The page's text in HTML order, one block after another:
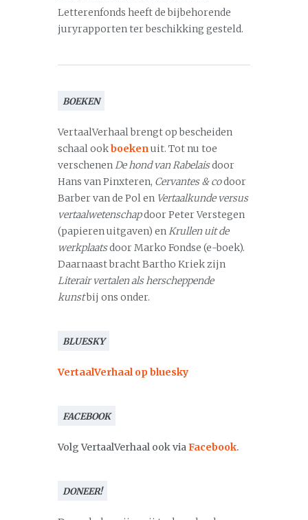
Letterenfonds heeft de bijbehorende
juryrapporten ter beschikking gesteld.
BOEKEN
VertaalVerhaal brengt op bescheiden
schaal ookboekenuit. Tot nu toe
verschenenDe hond van Rabelaisdoor
Hans van Pinxteren, Cervantes & codoor
Barber van de Pol en Vertaalkunde versus
vertaalwetenschapdoor Peter Verstegen
(papieren uitgaven) enKrullen uit de
werkplaatsdoor Marko Fondse (e-boek).
Daarnaast bracht Bartho Kriek zijn
Literair vertalen als herscheppende
kunstbij ons onder.
BLUESKY
VertaalVerhaal op bluesky
FACEBOOK
Volg VertaalVerhaal ook viaFacebook.
DONEER!